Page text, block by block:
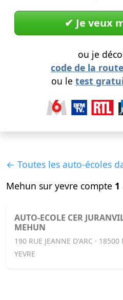
✔︎ Je veux
ou je
code de la
ou le test
← Toutes les auto-écoles
Mehun sur yevre compte 1
AUTO-ECOLE CER
MEHUN
190 RUE JEANNE D'ARC · 18500
YEVRE